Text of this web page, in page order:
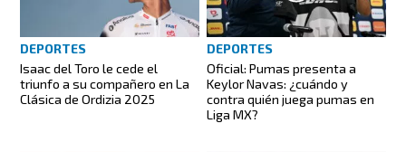
DEPORTES
Isaac del Toro le cede el
triunfo a su compañero en La
Clásica de Ordizia 2025
DEPORTES
Oficial: Pumas presenta a
Keylor Navas: ¿cuándo y
contra quién juega pumas en
Liga MX?